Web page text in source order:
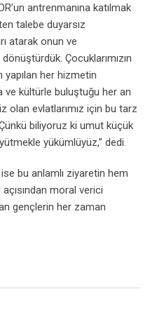
antrenmanına katılmak
talebe duyarsız
atarak onun ve
Çocuklarımızın
her hizmetin
ve kültürle buluştuğu her an
olan evlatlarımız için bu tarz
biliyoruz ki umut küçük
yükümlüyüz,” dedi.
bu anlamlı ziyaretin hem
moral verici
gençlerin her zaman